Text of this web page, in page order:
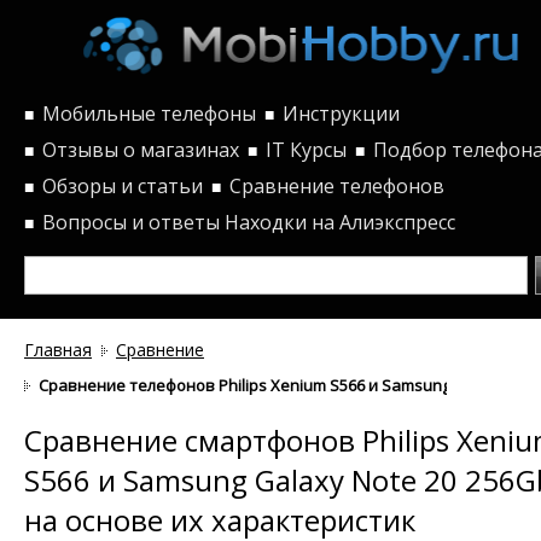
■ Мобильные телефоны ■ Инструкции
■ Отзывы о магазинах ■ IT Курсы ■ Подбор
■ Обзоры и статьи ■ Сравнение телефонов
■ Вопросы и ответы Находки на Алиэкспресс
Главная Сравнение
Сравнение телефонов Philips Xenium S566 и Samsung Galaxy
Сравнение смартфонов Philips
S566 и Samsung Galaxy Note 20
на основе их характеристик